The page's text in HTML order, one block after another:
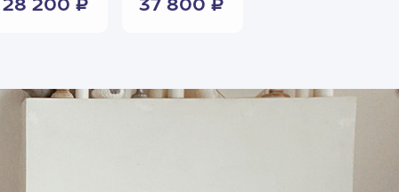
28 200 ₽ 37 800 ₽